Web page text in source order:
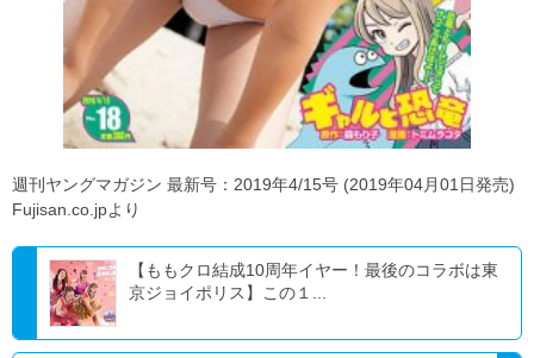
週刊ヤングマガジン 最新号：2019年4/15号 (2019年04月01日発売)
Fujisan.co.jpより
【ももクロ結成10周年イヤー！最後のコラボは東
京ジョイポリス】この１...